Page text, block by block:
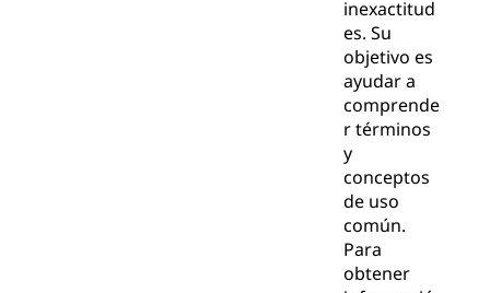
inexactitud
es. Su
objetivo es
ayudar a
comprende
r términos
y
conceptos
de uso
común.
Para
obtener